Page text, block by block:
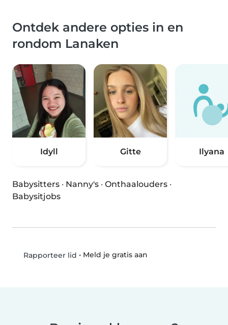
Ontdek andere opties in en
rondom Lanaken
Idyll Gitte Ilyana
Babysitters · Nanny's · Onthaalouders ·
Babysitjobs
Rapporteer lid • Meld je gratis aan